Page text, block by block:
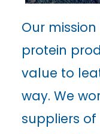
Our
protein
value to
way. We
suppliers